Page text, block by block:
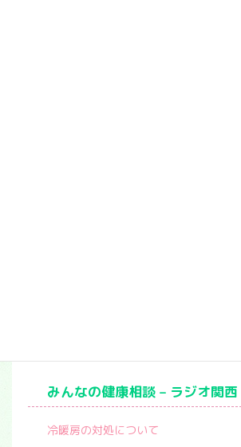
みんなの健康相談 – ラジオ関
冷暖房の対処について